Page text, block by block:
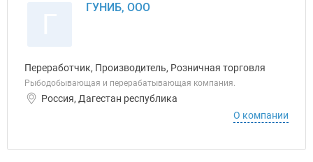
ГУНИБ, ООО
Переработчик, Производитель, Розничная торговля
Рыбодобывающая и перерабатывающая компания.
Россия, Дагестан республика
О компании